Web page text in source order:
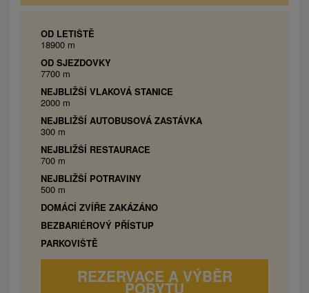
OD LETIŠTĚ
18900 m
OD SJEZDOVKY
7700 m
NEJBLIŽŠÍ VLAKOVÁ STANICE
2000 m
NEJBLIŽŠÍ AUTOBUSOVÁ ZASTÁVKA
300 m
NEJBLIŽŠÍ RESTAURACE
700 m
NEJBLIŽŠÍ POTRAVINY
500 m
DOMÁCÍ ZVÍŘE ZAKÁZÁNO
BEZBARIÉROVÝ PŘÍSTUP
PARKOVIŠTĚ
REZERVACE A VÝBĚR
POBYTU